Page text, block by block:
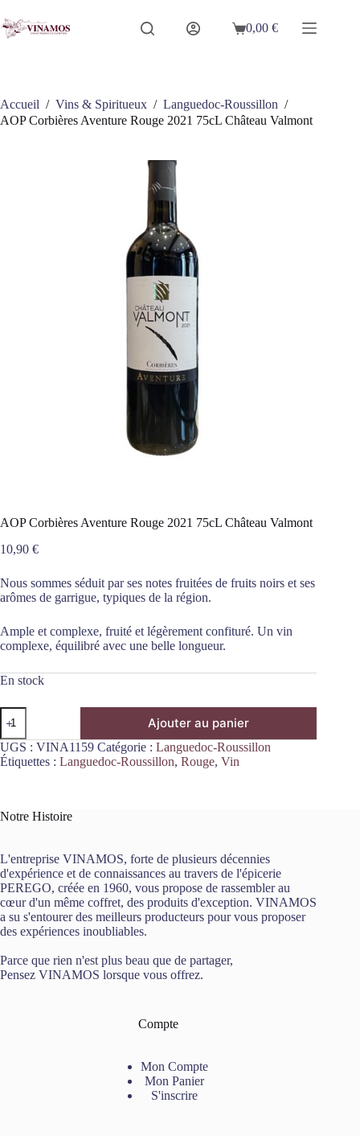
au
contenu
Panier
0,00€
Accueil / Vins & Spiritueux / Languedoc-Roussillon /
AOP Corbières Aventure Rouge 2021 75cL Château Valmont
AOP Corbières Aventure Rouge 2021 75cL Château Valmont
10,90 €
Nous sommes séduit par ses notes fruitées de fruits noirs et ses
arômes de garrigue, typiques de la région.
Ample et complexe, fruité et légèrement confituré. Un vin
complexe, équilibré avec une belle longueur.
En stock
quantité
de
AOP
Corbières
Aventure
Château
Ajouter au panier
UGS : VINA1159 Catégorie : Languedoc-Roussillon
Étiquettes : Languedoc-Roussillon, Rouge, Vin
Notre Histoire
L'entreprise VINAMOS, forte de plusieurs décennies
d'expérience et de connaissances au travers de l'épicerie
PEREGO, créée en 1960, vous propose de rassembler au
cœur d'un même coffret, des produits d'exception. VINAMOS
a su s'entourer des meilleurs producteurs pour vous proposer
des expériences inoubliables.
Parce que rien n'est plus beau que de partager,
Pensez VINAMOS lorsque vous offrez.
Compte
Mon Compte
Mon Panier
S'inscrire